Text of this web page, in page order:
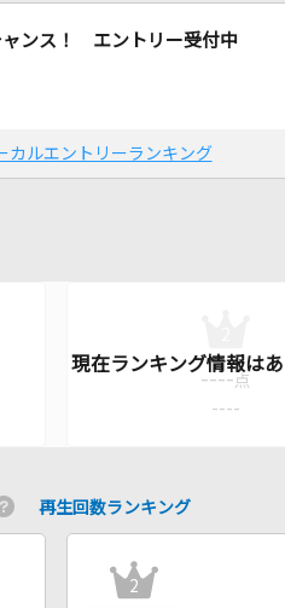
ャンス！ エントリー受付中
カルエントリーランキング
---- 点
----
再生回数ランキング
2